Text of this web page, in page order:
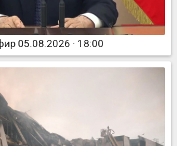
05.08.2026 · 18:00